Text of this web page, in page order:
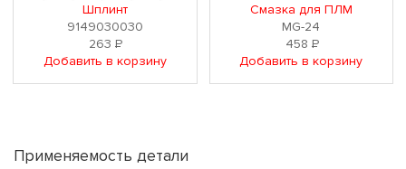
Шплинт
9149030030
263Р
Добавить в корзину
Смазка для ПЛМ
MG-24
458 Р
Добавить в корзину
Применяемость детали